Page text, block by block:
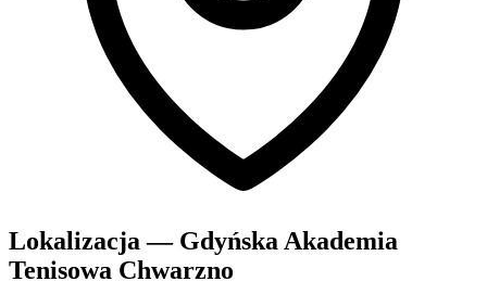
Lokalizacja — Gdyńska Akademia
Tenisowa Chwarzno